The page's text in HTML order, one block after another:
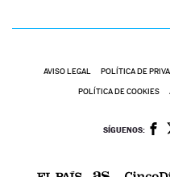
AVISO LEGAL POLÍTICA DE
POLÍTICA DE COOKIES
SÍGUENOS: